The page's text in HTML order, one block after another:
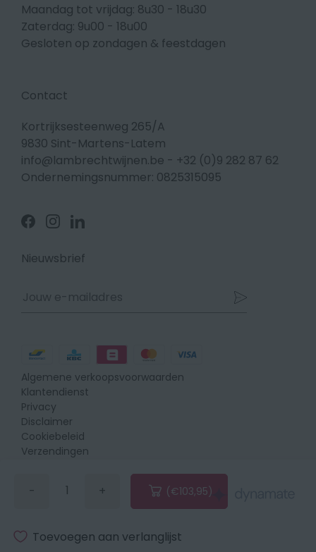
-Verminder
met
+Vermeerder
1
(€103,95)
Toevoegen aan verlanglijst
Maandag tot vrijdag: 8u30 - 18u30
Zaterdag: 9u00 - 18u00
Gesloten op zondagen & feestdagen
Contact
Kortrijksesteenweg 265/A
9830 Sint-Martens-Latem
info@lambrechtwijnen.be - +32 (0)9 282 87 62
Ondernemingsnummer: 0825315095
Volg
ons
Facebook
Volg
ons
Instagram
Volg
ons
Linkedin
Nieuwsbrief
Betaalmethodes
Algemene verkoopsvoorwaarden
Klantendienst
Privacy
Disclaimer
Cookiebeleid
Verzendingen